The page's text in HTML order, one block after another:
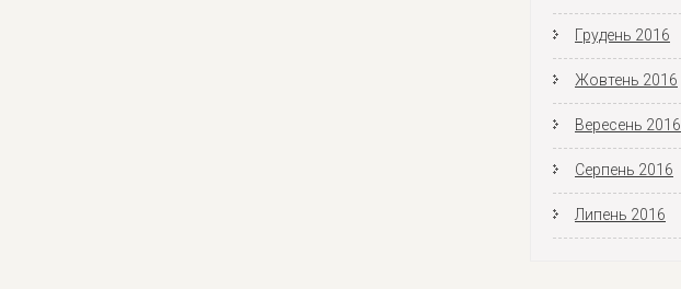
Грудень 2016
Жовтень 2016
Вересень 2016
Серпень 2016
Липень 2016